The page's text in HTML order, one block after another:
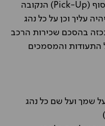
במעמד איסוף הרכב בתחנת האיסוף (Pick-Up) הנקובה
עליך וכן על כל נהג
בהסכם שכירות הרכב
התעודות והמסמכים
על שמך ועל שם כל נהג